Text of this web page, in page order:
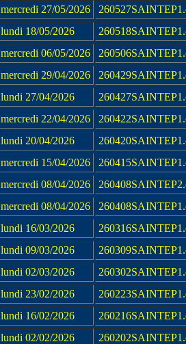
mercredi 27/05/2026
lundi 18/05/2026
mercredi 06/05/2026
mercredi 29/04/2026
lundi 27/04/2026
mercredi 22/04/2026
lundi 20/04/2026
mercredi 15/04/2026
mercredi 08/04/2026
mercredi 08/04/2026
lundi 16/03/2026
lundi 09/03/2026
lundi 02/03/2026
lundi 23/02/2026
lundi 16/02/2026
lundi 02/02/2026